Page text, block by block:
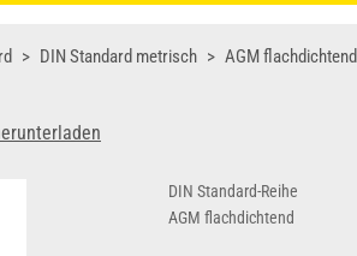
DIN Standard metrisch AGM flachdichtend
DIN Standard-Reihe
AGM flachdichtend